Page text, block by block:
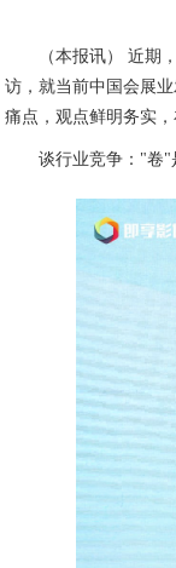
（本报讯） 近期
访，就当前中国会展
痛点，观点鲜明务实，
谈行业竞争："卷"